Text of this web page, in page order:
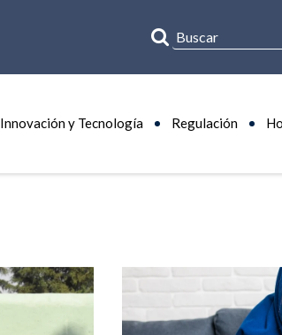
Innovación y Tecnología Regulación